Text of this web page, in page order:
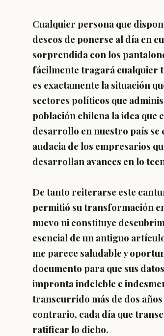
Cualquier persona que
deseos de ponerse al día en
sorprendida con los
fácilmente tragará cualquier
es exactamente la situación
sectores políticos que
población chilena la idea que
desarrollo en nuestro país se
audacia de los empresarios
desarrollan avances en lo
De tanto reiterarse este
permitió su transformación
nuevo ni constituye
esencial de un antiguo
me parece saludable y
documento para que sus
impronta indeleble e
transcurrido más de dos
contrario, cada día que
ratificar lo dicho.